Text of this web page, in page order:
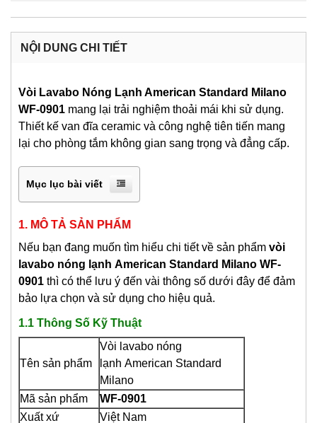
NỘI DUNG CHI TIẾT
Vòi Lavabo Nóng Lạnh American Standard Milano
WF-0901 mang lại trải nghiệm thoải mái khi sử dụng.
Thiết kế van đĩa ceramic và công nghệ tiên tiến mang
lại cho phòng tắm không gian sang trọng và đẳng cấp.
Mục lục bài viết
1. MÔ TẢ SẢN PHẨM
Nếu bạn đang muốn tìm hiểu chi tiết về sản phẩm vòi
lavabo nóng lạnh American Standard Milano WF-
0901 thì có thể lưu ý đến vài thông số dưới đây để đảm
bảo lựa chọn và sử dụng cho hiệu quả.
1.1 Thông Số Kỹ Thuật
Tên sản phẩm
Vòi lavabo nóng
lạnh American Standard
Milano
Mã sản phẩm
WF-0901
Xuất xứ
Việt Nam